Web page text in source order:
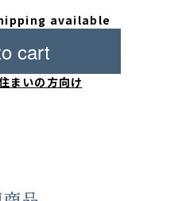
available
cart
まいの方向け